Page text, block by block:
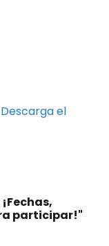
Descarga el
participar!"